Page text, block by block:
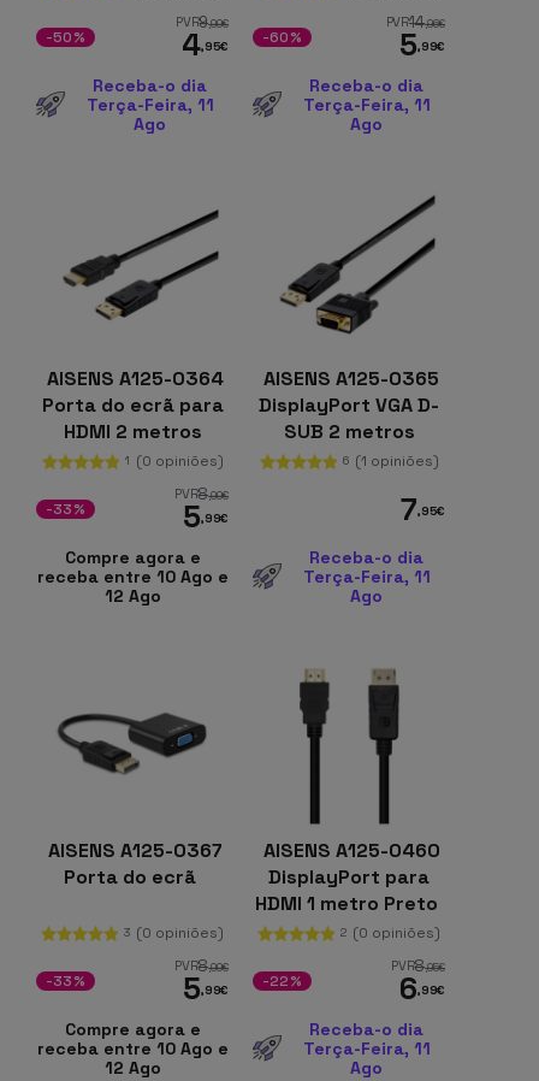
PVR9,99€
4,95€
-50%
Receba-o dia
Terça-Feira, 11
Ago
PVR14,96€
5,99€
-60%
Receba-o dia
Terça-Feira, 11
Ago
AISENS A125-0364
Porta do ecrã para
HDMI 2 metros
Preto
1 (0 opiniões)
PVR8,99€
5,99€
-33%
Compre agora e
receba entre 10 Ago e
12 Ago
AISENS A125-0365
DisplayPort VGA D-
SUB 2 metros
Preto
6 (1 opiniões)
7,95€
Receba-o dia
Terça-Feira, 11
Ago
AISENS A125-0367
Porta do ecrã
3 (0 opiniões)
PVR8,99€
5,99€
-33%
Compre agora e
receba entre 10 Ago e
12 Ago
AISENS A125-0460
DisplayPort para
HDMI 1 metro Preto
2 (0 opiniões)
PVR8,95€
6,99€
-22%
Receba-o dia
Terça-Feira, 11
Ago